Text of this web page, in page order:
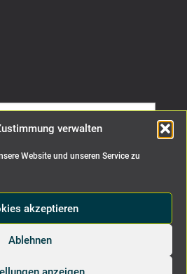
verwalten
Website und unseren Service zu
akzeptieren
Ablehnen
Cookie Richtlinien